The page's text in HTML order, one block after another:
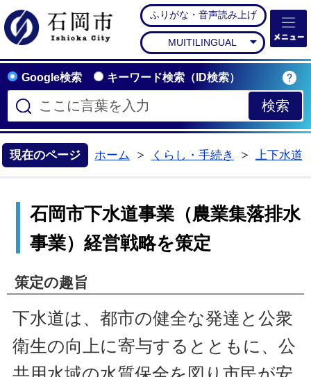
石岡市公式ホームペー
ふりがな・音声読み上げ
MUITILINGUAL
Google検索 キーワード検索（ID検索）
現在のページ ホーム
くらし・手続き
上下水道
石岡市下水道事業（農業集落排水
事業）経営戦略を策定
策定の趣旨
下水道は、都市の健全な発達と公衆
衛生の向上に寄与するとともに、公